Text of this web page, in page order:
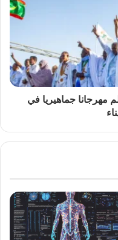
مهرجانا جماهيريا في